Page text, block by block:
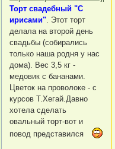
Торт свадебный "С
ирисами" . Этот торт
делала на второй день
свадьбы (собирались
только наша родня у нас
дома). Вес 3,5 кг -
медовик с бананами.
Цветок на проволоке - с
курсов Т.Хегай.Давно
хотела сделать
овальный торт-вот и
повод представился